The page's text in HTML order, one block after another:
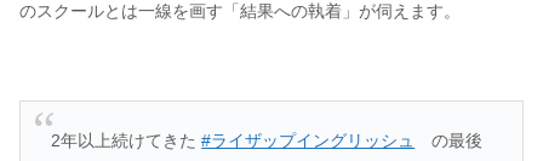
のスクールとは一線を画す「結果への執着」が伺えます。
2年以上続けてきた#ライザップイングリッシュ
の最後